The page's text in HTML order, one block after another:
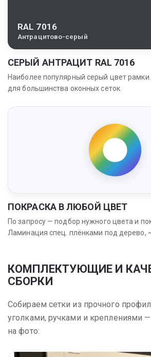
RAL 7016
Антрацитово-серый
СЕРЫЙ АНТРАЦИТ RAL 7016
Наиболее популярный серый цвет
для большинства оконных сеток.
ПОКРАСКА В ЛЮБОЙ ЦВЕТ
По запросу — подбор нужного цвета и
Ламинация спец. плёнками под дерево,
КОМПЛЕКТУЮЩИЕ И
СБОРКИ
Собираем сетки из прочного
уголками, ручками и креплениями
на фото: